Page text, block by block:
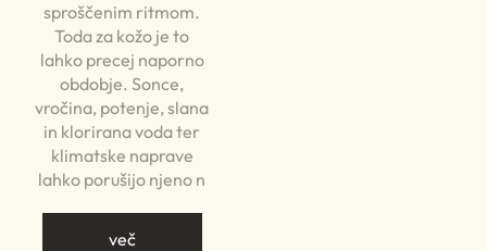
sproščenim ritmom.
Toda za kožo je to
lahko precej naporno
obdobje. Sonce,
vročina, potenje, slana
in klorirana voda ter
klimatske naprave
lahko porušijo njeno n
več